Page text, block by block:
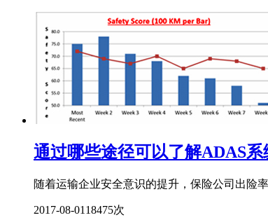
通过哪些途径可以了解ADAS
随着运输企业安全意识的提升，保险公司出险
2017-08-01 18475次